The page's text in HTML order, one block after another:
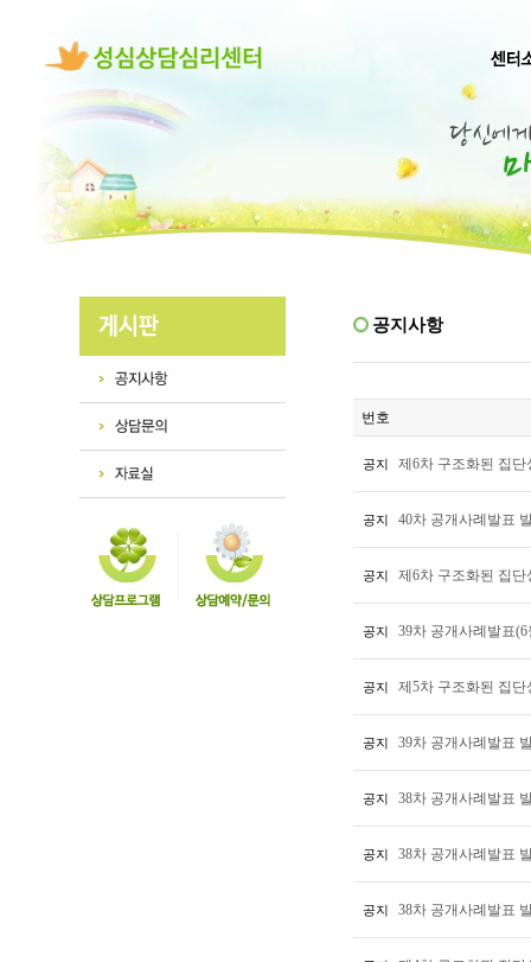
공지사항
번호
공지 제6차 구조화된 집
공지 40차 공개사례발표
공지 제6차 구조화된 집
공지 39차 공개사례발표
공지 제5차 구조화된 집
공지 39차 공개사례발표
공지 38차 공개사례발표
공지 38차 공개사례발표
공지 38차 공개사례발표